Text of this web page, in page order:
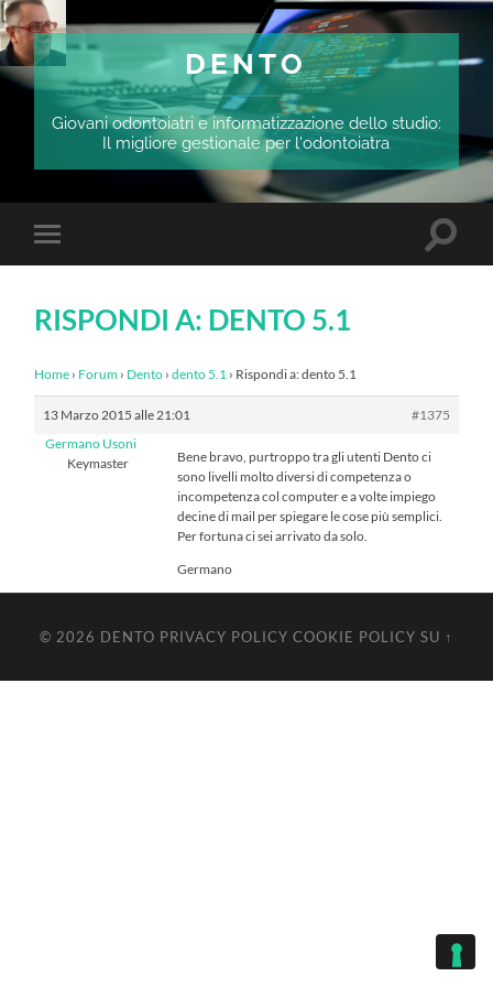
DENTO
Giovani odontoiatri e informatizzazione dello studio:
Il migliore gestionale per l'odontoiatra
Attiva/disattiva
il
dispositivi
RISPONDI A: DENTO 5.1
Home › Forum › Dento › dento 5.1 › Rispondi a: dento 5.1
13 Marzo 2015 alle 21:01
#1375
Germano Usoni
Keymaster
Bene bravo, purtroppo tra gli utenti Dento ci
sono livelli molto diversi di competenza o
incompetenza col computer e a volte impiego
decine di mail per spiegare le cose più semplici.
Per fortuna ci sei arrivato da solo.
Germano
© 2026 DENTO PRIVACY POLICY COOKIE POLICY SU ↑